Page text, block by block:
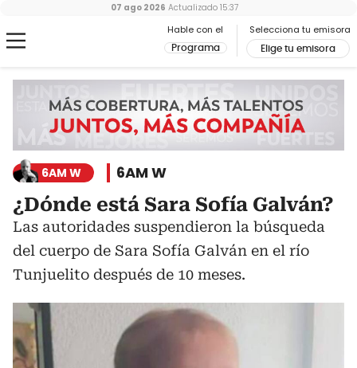
Hable con el
Programa
Selecciona tu emisora
Elige tu emisora
07 ago 2026 Actualizado 15:37
6AM W 6AM W
¿Dónde está Sara Sofía Galván?
Las autoridades suspendieron la búsqueda
del cuerpo de Sara Sofía Galván en el río
Tunjuelito después de 10 meses.